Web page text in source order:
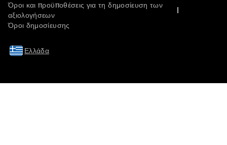
Όροι και προϋποθέσεις για τη δημοσίευση των
αξιολογήσεων
Όροι δημοσίευσης
Ελλάδα